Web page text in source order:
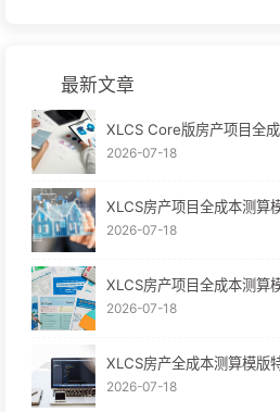
最新文章
XLCS Core版房产项目全
2026-07-18
XLCS房产项目全成本测算
2026-07-18
XLCS房产项目全成本测算
2026-07-18
XLCS房产全成本测算模版
2026-07-18